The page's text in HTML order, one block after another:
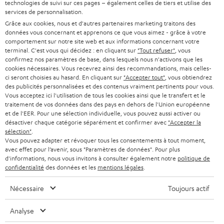
l
a
n
e
w
s
l
e
t
t
e
r
STEREO
SMART HOME
BLUETOOTH
CASQUES AUDIO
CASQUES BLUETOOTH AUDIO
SYSTEMES COMPLETS
ENCEINTES
ÉCOUTEURS INTRA-AURICULAIRES
SUPPORT
CARRIÈRE
PRESSE
B2B
BLOG
NEWSLETTER
MAGASINS
AVANTAGES D’ACHAT
L’HISTOIRE DE TEUFEL
MANAGEMENT
DEVELOPPEMENT DURABLE
Boutiques en ligne Teufel
ALLEMAGNE
AUTRICHE
SUISSE
PAYS-BAS
BELGIQUE
FRANCE
ESPAGNE
technologies de suivi sur ces pages – également celles de tiers et utilise des
services de personnalisation.
Grâce aux cookies, nous et d'autres partenaires marketing traitons des
données vous concernant et apprenons ce que vous aimez - grâce à votre
comportement sur notre site web et aux informations concernant votre
terminal. C'est vous qui décidez : en cliquant sur "Tout refuser" , vous
confirmez nos paramètres de base, dans lesquels nous n'activons que les
cookies nécessaires. Vous recevrez ainsi des recommandations, mais celles-
ci seront choisies au hasard. En cliquant sur "Accepter tout" , vous obtiendrez
des publicités personnalisées et des contenus vraiment pertinents pour vous.
Vous acceptez ici l'utilisation de tous les cookies ainsi que le transfert et le
traitement de vos données dans des pays en dehors de l'Union européenne
et de l'EER. Pour une sélection individuelle, vous pouvez aussi activer ou
désactiver chaque catégorie séparément et confirmer avec "Accepter la
sélection"
Vous pouvez adapter et révoquer tous les consentements à tout moment,
avec effet pour l’avenir, sous "Paramètres de données". Pour plus
d'informations, nous vous invitons à consulter également notre politique de
confidentialité des données et les mentions légales
Nécessaire Toujours actif
Analyse